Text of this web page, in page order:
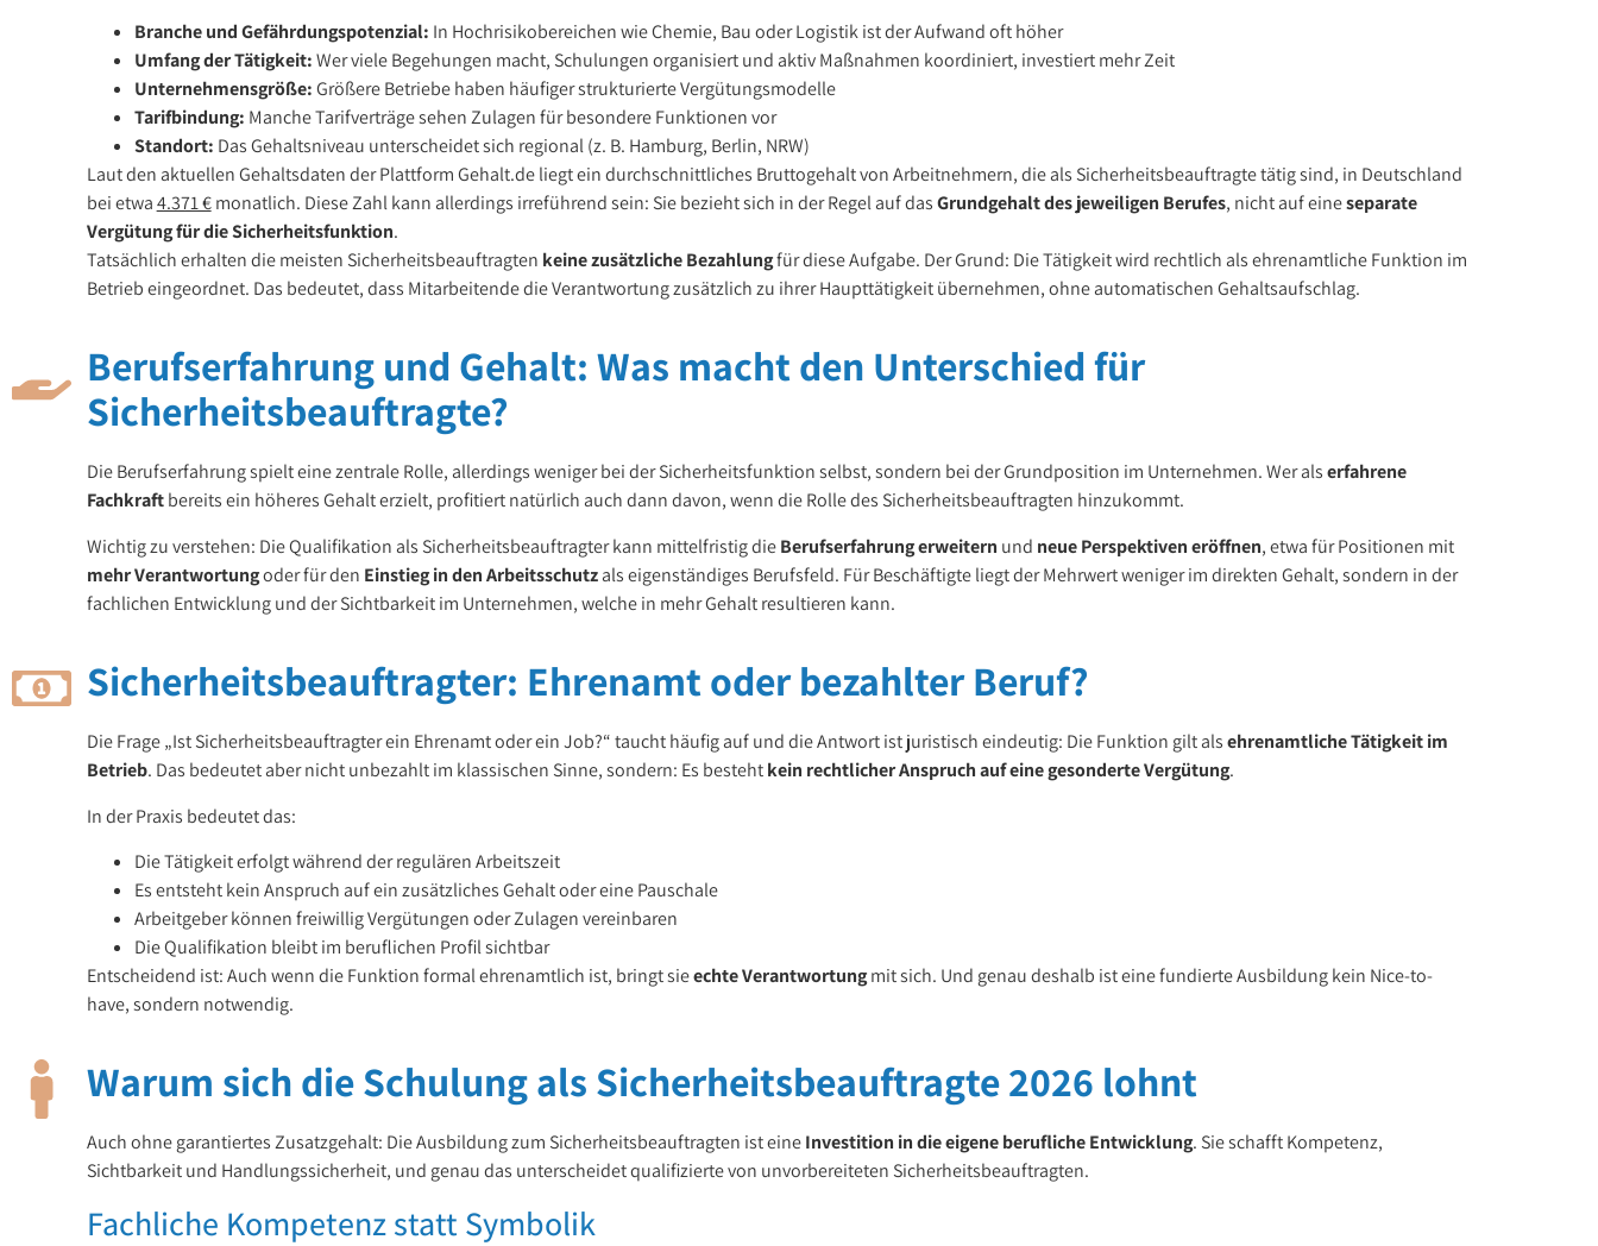
Branche und Gefährdungspotenzial: In Hochrisikobereichen wie Chemie, Bau oder Logistik ist der Aufwand oft höher
Umfang der Tätigkeit:Wer viele Begehungen macht, Schulungen organisiert und aktiv Maßnahmen koordiniert, investiert mehr Zeit
Unternehmensgröße:Größere Betriebe haben häufiger strukturierte Vergütungsmodelle
Tarifbindung: Manche Tarifverträge sehen Zulagen für besondere Funktionen vor
Standort: Das Gehaltsniveau unterscheidet sich regional (z. B. Hamburg, Berlin, NRW)
Laut den aktuellen Gehaltsdaten der Plattform Gehalt.de liegt ein durchschnittliches Bruttogehalt von Arbeitnehmern, die als Sicherheitsbeauftragte tätig sind, in Deutschland
bei etwa4.371 €monatlich. Diese Zahl kann allerdings irreführend sein: Sie bezieht sich in der Regel auf dasGrundgehalt des jeweiligen Berufes, nicht auf eineseparate
Vergütung für die Sicherheitsfunktion.
Tatsächlich erhalten die meisten Sicherheitsbeauftragten keine zusätzliche Bezahlungfür diese Aufgabe. Der Grund: Die Tätigkeit wird rechtlich als ehrenamtliche Funktion im
Betrieb eingeordnet. Das bedeutet, dass Mitarbeitende die Verantwortung zusätzlich zu ihrer Haupttätigkeit übernehmen, ohne automatischen Gehaltsaufschlag.
Berufserfahrung und Gehalt: Was macht den Unterschied für
Sicherheitsbeauftragte?
Die Berufserfahrung spielt eine zentrale Rolle, allerdings weniger bei der Sicherheitsfunktion selbst, sondern bei der Grundposition im Unternehmen. Wer alserfahrene
Fachkraftbereits ein höheres Gehalt erzielt, profitiert natürlich auch dann davon, wenn die Rolle des Sicherheitsbeauftragten hinzukommt.
Wichtig zu verstehen: Die Qualifikation als Sicherheitsbeauftragter kann mittelfristig dieBerufserfahrung erweitern und neue Perspektiven eröffnen, etwa für Positionen mit
mehr Verantwortungoder für den Einstieg in den Arbeitsschutzals eigenständiges Berufsfeld. Für Beschäftigte liegt der Mehrwert weniger im direkten Gehalt, sondern in der
fachlichen Entwicklung und der Sichtbarkeit im Unternehmen, welche in mehr Gehalt resultieren kann.
Sicherheitsbeauftragter: Ehrenamt oder bezahlter Beruf?
Die Frage „Ist Sicherheitsbeauftragter ein Ehrenamt oder ein Job?“ taucht häufig auf und die Antwort ist juristisch eindeutig: Die Funktion gilt alsehrenamtliche Tätigkeit im
Betrieb. Das bedeutet aber nicht unbezahlt im klassischen Sinne, sondern: Es bestehtkein rechtlicher Anspruch auf eine gesonderte Vergütung.
In der Praxis bedeutet das:
Die Tätigkeit erfolgt während der regulären Arbeitszeit
Es entsteht kein Anspruch auf ein zusätzliches Gehalt oder eine Pauschale
Arbeitgeber können freiwillig Vergütungen oder Zulagen vereinbaren
Die Qualifikation bleibt im beruflichen Profil sichtbar
Entscheidend ist: Auch wenn die Funktion formal ehrenamtlich ist, bringt sieechte Verantwortungmit sich. Und genau deshalb ist eine fundierte Ausbildung kein Nice-to-
have, sondern notwendig.
Warum sich die Schulung als Sicherheitsbeauftragte 2026 lohnt
Auch ohne garantiertes Zusatzgehalt: Die Ausbildung zum Sicherheitsbeauftragten ist eineInvestition in die eigene berufliche Entwicklung. Sie schafft Kompetenz,
Sichtbarkeit und Handlungssicherheit, und genau das unterscheidet qualifizierte von unvorbereiteten Sicherheitsbeauftragten.
Fachliche Kompetenz statt Symbolik